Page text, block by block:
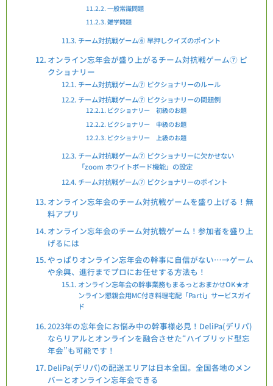
一般常識問題
雑学問題
チーム対抗戦ゲーム⑥ 早押しクイズのポイント
オンライン忘年会が盛り上がるチーム対抗戦ゲーム⑦ ピ
クショナリー
チーム対抗戦ゲーム⑦ ピクショナリーのルール
チーム対抗戦ゲーム⑦ ピクショナリーの問題例
ピクショナリー 初級のお題
ピクショナリー 中級のお題
ピクショナリー 上級のお題
チーム対抗戦ゲーム⑦ ピクショナリーに欠かせない
「zoom ホワイトボード機能」の設定
チーム対抗戦ゲーム⑦ ピクショナリーのポイント
オンライン忘年会のチーム対抗戦ゲームを盛り上げる！無
料アプリ
オンライン忘年会のチーム対抗戦ゲーム！参加者を盛り上
げるには
やっぱりオンライン忘年会の幹事に自信がない…→ゲーム
や余興、進行までプロにお任せする方法も！
オンライン忘年会の幹事業務もまるっとおまかせOK★オ
ンライン懇親会用MC付き料理宅配「Parti」サービスガイ
ド
2023年の忘年会にお悩み中の幹事様必見！DeliPa(デリパ)
ならリアルとオンラインを融合させた“ハイブリッド型忘
年会”も可能です！
DeliPa(デリパ)の配送エリアは日本全国。全国各地のメン
バーとオンライン忘年会できる